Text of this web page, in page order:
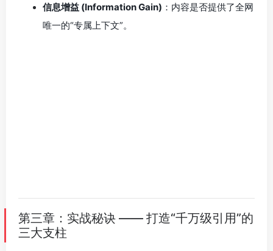
信息增益 (Information Gain) ：内容是否提供了全网
唯一的“专属上下文”。
第三章：实战秘诀 —— 打造“千万级引用”的
三大支柱